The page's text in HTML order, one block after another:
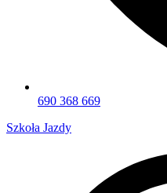
690 368 669
Szkoła Jazdy